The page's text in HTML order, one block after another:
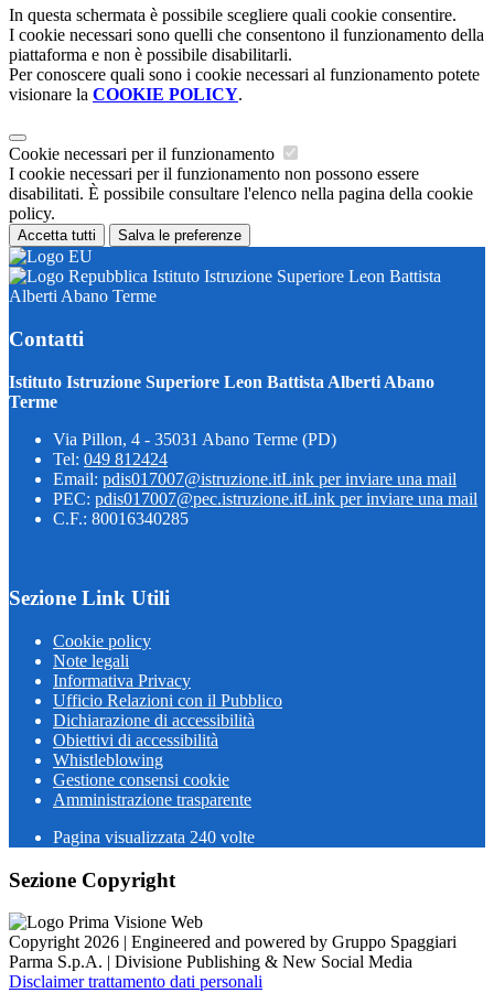
In questa schermata è possibile scegliere quali cookie consentire.
I cookie necessari sono quelli che consentono il funzionamento della
piattaforma e non è possibile disabilitarli.
Per conoscere quali sono i cookie necessari al funzionamento potete
visionare la COOKIE POLICY.
Cookie necessari per il funzionamento
I cookie necessari per il funzionamento non possono essere
disabilitati. È possibile consultare l'elenco nella pagina della cookie
policy.
Accetta tutti Salva le preferenze
Istituto Istruzione Superiore Leon Battista
Alberti Abano Terme
Contatti
Istituto Istruzione Superiore Leon Battista Alberti Abano
Terme
Via Pillon, 4 - 35031 Abano Terme (PD)
Tel: 049 812424
Email: pdis017007@istruzione.itLink per inviare una mail
PEC: pdis017007@pec.istruzione.itLink per inviare una mail
C.F.: 80016340285
Sezione Link Utili
Cookie policy
Note legali
Informativa Privacy
Ufficio Relazioni con il Pubblico
Dichiarazione di accessibilità
Obiettivi di accessibilità
Whistleblowing
Gestione consensi cookie
Amministrazione trasparente
Pagina visualizzata 240 volte
Sezione Copyright
Copyright 2026 | Engineered and powered by Gruppo Spaggiari
Parma S.p.A. | Divisione Publishing & New Social Media
Disclaimer trattamento dati personali